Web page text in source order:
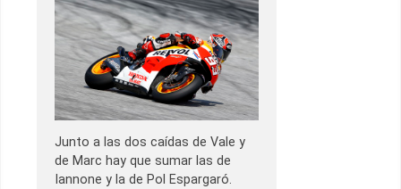
Junto a las dos caídas de Vale y
de Marc hay que sumar las de
Iannone y la de Pol Espargaró.